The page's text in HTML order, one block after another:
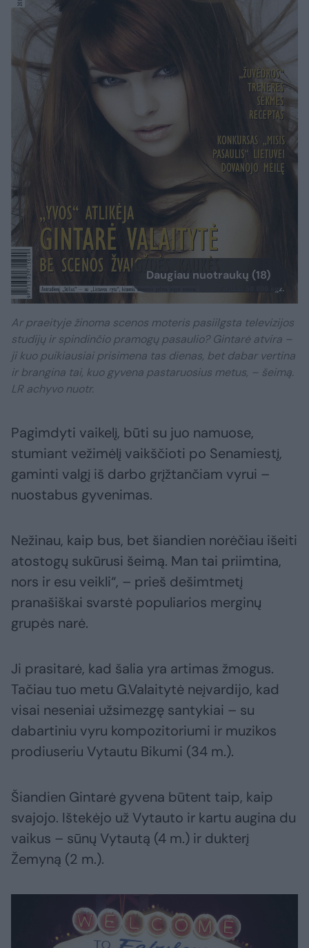
Daugiau nuotraukų (18)
Ar praeityje žinoma scenos moteris pasiilgsta televizijos
studijų ir spindinčio pramogų pasaulio? Gintarė atvira –
ji kuo puikiausiai prisimena tas dienas, bet dabar vertina
ir brangina tai, kuo gyvena pastaruosius metus, – šeimą.
LR achyvo nuotr.
Pagimdyti vaikelį, būti su juo namuose,
stumiant vežimėlį vaikščioti po Senamiestį,
gaminti valgį iš darbo grįžtančiam vyrui –
nuostabus gyvenimas.
Nežinau, kaip bus, bet šiandien norėčiau išeiti
atostogų sukūrusi šeimą. Man tai priimtina,
nors ir esu veikli“, – prieš dešimtmetį
pranašiškai svarstė populiarios merginų
grupės narė.
Ji prasitarė, kad šalia yra artimas žmogus.
Tačiau tuo metu G.Valaitytė neįvardijo, kad
visai neseniai užsimezgę santykiai – su
dabartiniu vyru kompozitoriumi ir muzikos
prodiuseriu Vytautu Bikumi (34 m.).
Šiandien Gintarė gyvena būtent taip, kaip
svajojo. Ištekėjo už Vytauto ir kartu augina du
vaikus – sūnų Vytautą (4 m.) ir dukterį
Žemyną (2 m.).